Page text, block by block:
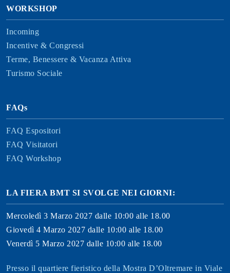
WORKSHOP
Incoming
Incentive & Congressi
Terme, Benessere & Vacanza Attiva
Turismo Sociale
FAQs
FAQ Espositori
FAQ Visitatori
FAQ Workshop
LA FIERA BMT SI SVOLGE NEI GIORNI:
Mercoledì 3 Marzo 2027 dalle 10:00 alle 18.00
Giovedì 4 Marzo 2027 dalle 10:00 alle 18.00
Venerdì 5 Marzo 2027 dalle 10:00 alle 18.00
Presso il quartiere fieristico della Mostra D’Oltremare in Viale